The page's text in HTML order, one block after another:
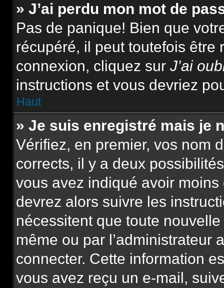
» J’ai perdu mon mot de
Pas de panique! Bien que
récupéré, il peut toutefois
connexion, cliquez sur J’ai
instructions et vous devriez
Haut
» Je suis enregistré mais je
Vérifiez, en premier, vos nom
corrects, il y a deux
vous avez indiqué avoir
devrez alors suivre les
nécessitent que toute
même ou par l’administrateur
connecter. Cette information
vous avez reçu un e-mail,